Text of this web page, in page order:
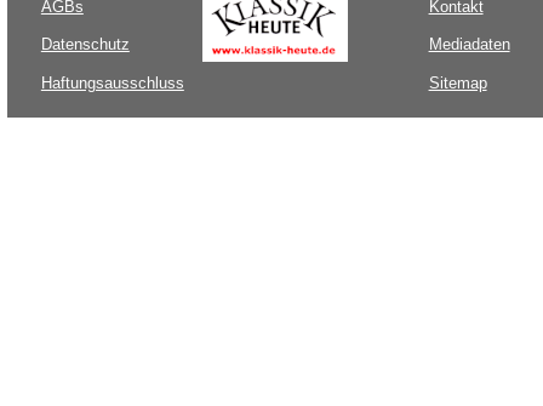
AGBs
Datenschutz
Haftungsausschluss
Kontakt
Mediadaten
Sitemap